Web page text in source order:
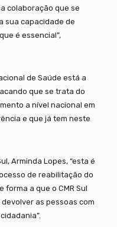
colaboração que se
sua capacidade de
é essencial”,
de Saúde está a
que se trata do
a nível nacional em
e que já tem neste
Arminda Lopes, “esta é
de reabilitação do
a que o CMR Sul
as pessoas com